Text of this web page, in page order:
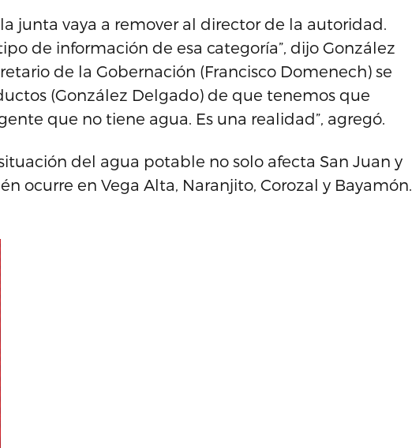
junta vaya a remover al director de la autoridad.
de información de esa categoría”, dijo González
de la Gobernación (Francisco Domenech) se
(González Delgado) de que tenemos que
que no tiene agua. Es una realidad”, agregó.
del agua potable no solo afecta San Juan y
ocurre en Vega Alta, Naranjito, Corozal y Bayamón.